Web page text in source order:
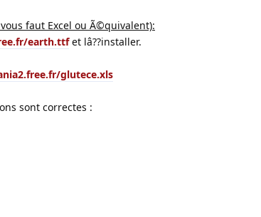
faut Excel ou Ã©quivalent):
earth.ttfet lâ??installer.
glutece.xls
sont correctes :